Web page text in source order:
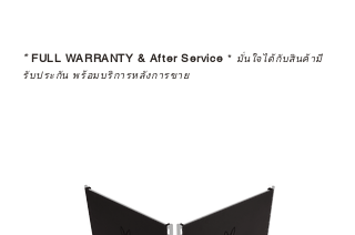
*FULL WARRANTY & After Service * มั่นใจได้กับสินค้ามี
รับประกัน พร้อมบริการหลังการขาย